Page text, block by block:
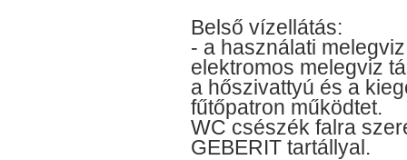
Belső vízellátás:
- a használati
elektromos melegviz
a hőszivattyú és a
fűtőpatron működtet.
WC csészék falra
GEBERIT tartállyal.